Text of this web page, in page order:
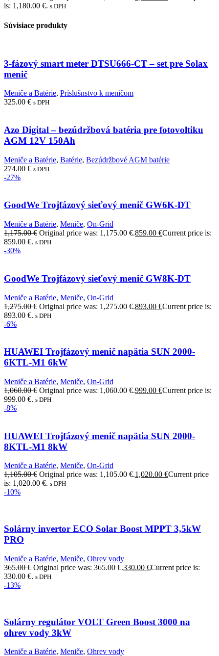
is: 1,180.00 €. s DPH
Súvisiace produkty
3-fázový smart meter DTSU666-CT – set pre Solax
menič
Meniče a Batérie, Príslušnstvo k meničom
325.00 € s DPH
Azo Digital – bezúdržbová batéria pre fotovoltiku
AGM 12V 150Ah
Meniče a Batérie, Batérie, Bezúdržbové AGM batérie
274.00 € s DPH
-27%
GoodWe Trojfázový sieťový menič GW6K-DT
Meniče a Batérie, Meniče, On-Grid
1,175.00€ Original price was: 1,175.00 €.859.00 €Current price is:
859.00 €. s DPH
-30%
GoodWe Trojfázový sieťový menič GW8K-DT
Meniče a Batérie, Meniče, On-Grid
1,275.00€ Original price was: 1,275.00 €.893.00 €Current price is:
893.00 €. s DPH
-6%
HUAWEI Trojfázový menič napätia SUN 2000-
6KTL-M1 6kW
Meniče a Batérie, Meniče, On-Grid
1,060.00€ Original price was: 1,060.00 €.999.00 €Current price is:
999.00 €. s DPH
-8%
HUAWEI Trojfázový menič napätia SUN 2000-
8KTL-M1 8kW
Meniče a Batérie, Meniče, On-Grid
1,105.00€ Original price was: 1,105.00 €.1,020.00 €Current price
is: 1,020.00 €. s DPH
-10%
Solárny invertor ECO Solar Boost MPPT 3,5kW
PRO
Meniče a Batérie, Meniče, Ohrev vody
365.00€ Original price was: 365.00 €.330.00 €Current price is:
330.00 €. s DPH
-13%
Solárny regulátor VOLT Green Boost 3000 na
ohrev vody 3kW
Meniče a Batérie, Meniče, Ohrev vody